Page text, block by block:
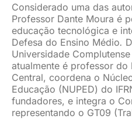
Considerado uma das
Professor Dante Moura é
educação tecnológica e
Defesa do Ensino Médio.
Universidade
atualmente é professor do
Central, coordena o
Educação (NUPED) do
fundadores, e integra o
representando o GT09